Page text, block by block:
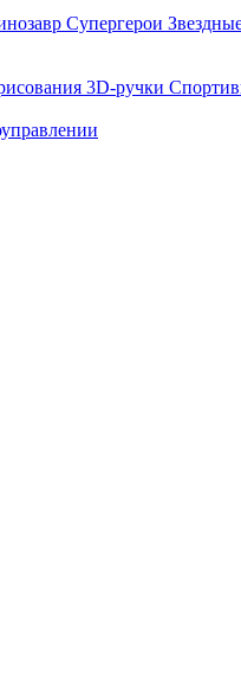
Супергерои
3D-ручки